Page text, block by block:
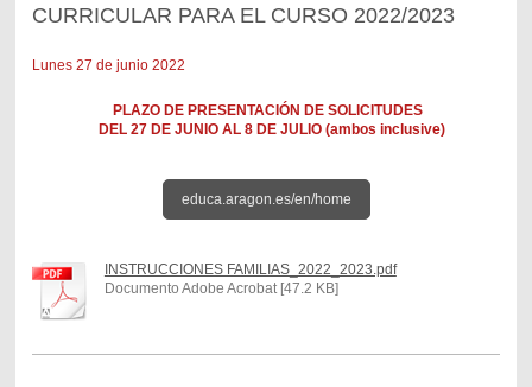
CURRICULAR PARA EL CURSO 2022/2023
Lunes 27 de junio 2022
PLAZO DE PRESENTACIÓN DE SOLICITUDES
DEL 27 DE JUNIO AL 8 DE JULIO (ambos inclusive)
educa.aragon.es/en/home
INSTRUCCIONES FAMILIAS_2022_2023.pdf
Documento Adobe Acrobat [47.2 KB]